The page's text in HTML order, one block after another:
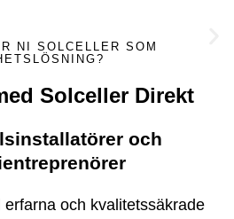
NI SOLCELLER SOM
Solceller Direkt
och
och kvalitetssäkrade